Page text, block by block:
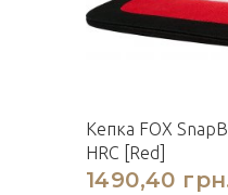
Кепка FOX
HRC [Red]
1490,40